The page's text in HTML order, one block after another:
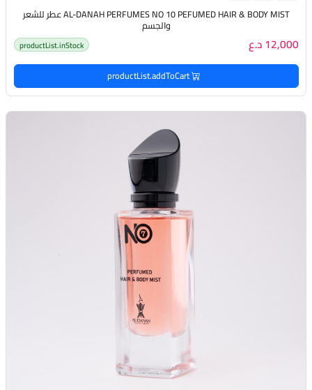
AL-DANAH PERFUMES NO 10 PEFUMED HAIR & BODY MIST عطر للشعر
والجسم
12,000 د.ع productList.inStock
productList.addToCart